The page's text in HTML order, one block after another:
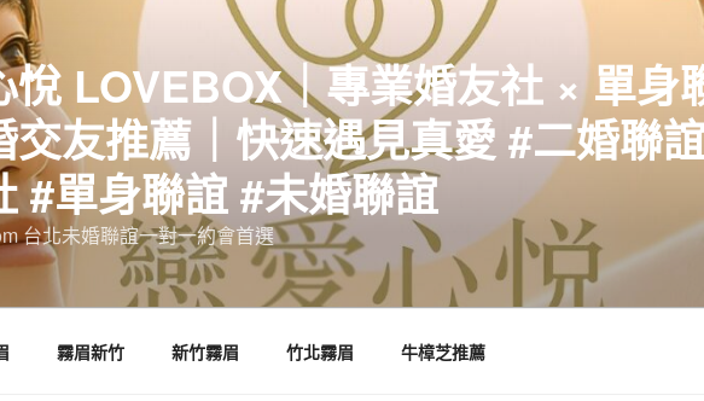
悅 LOVEBOX｜專業婚友社 × 單身
交友推薦｜快速遇見真愛 #二婚聯
#單身聯誼 #未婚聯誼
台北未婚聯誼一對一約會首選
霧眉新竹 新竹霧眉 竹北霧眉 牛樟芝推薦